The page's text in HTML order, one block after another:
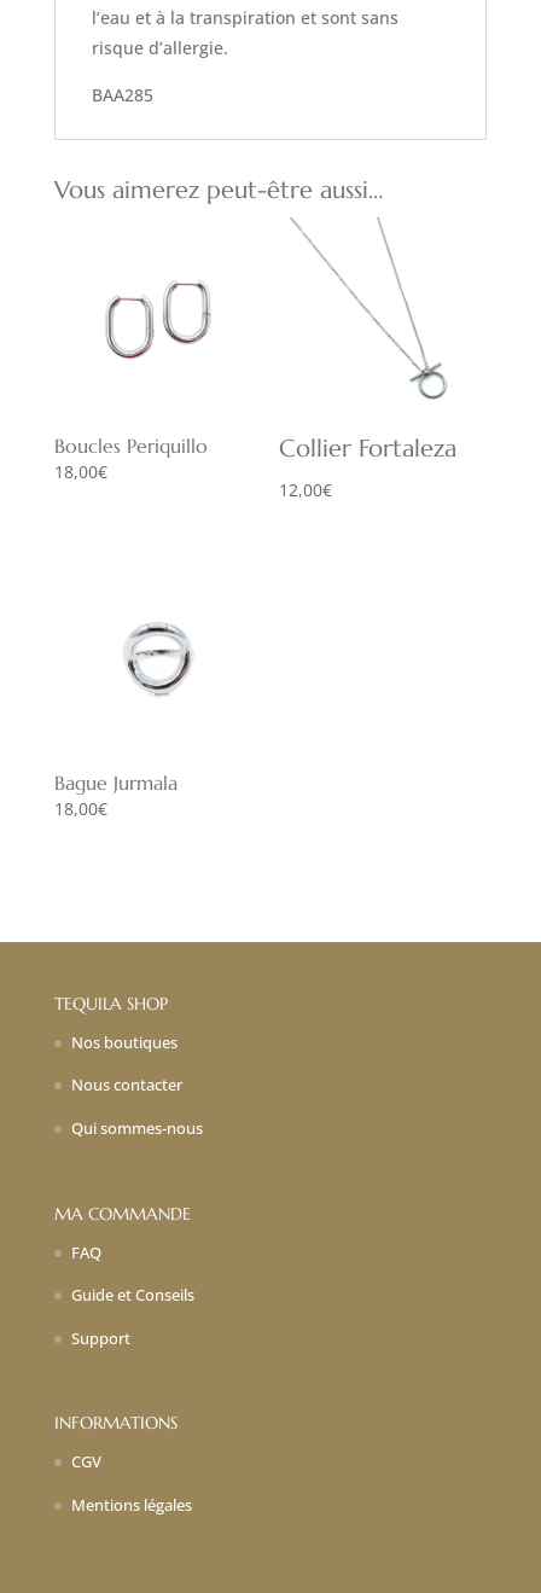
l’eau et à la transpiration et sont sans
risque d’allergie.
BAA285
Vous aimerez peut-être aussi…
Boucles Periquillo
18,00€
Collier Fortaleza
12,00€
Bague Jurmala
18,00€
TEQUILA SHOP
Nos boutiques
Nous contacter
Qui sommes-nous
MA COMMANDE
FAQ
Guide et Conseils
Support
INFORMATIONS
CGV
Mentions légales